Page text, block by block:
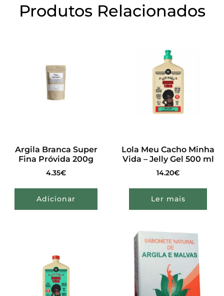
Produtos Relacionados
Argila Branca Super
Fina Próvida 200g
4.35€
Adicionar
Lola Meu Cacho Minha
Vida – Jelly Gel 500 ml
14.20€
Ler mais